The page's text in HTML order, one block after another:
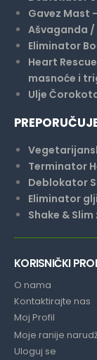
Gavez Mast
Ašvaganda
Eliminator
Heart
masnoće i
Ulje
Terminator
Deblokator
Eliminator
Shake &
KORISNIČKI
O nama
Kontaktirajte nas
Moj Profil
Moje ranije
Uloguj se